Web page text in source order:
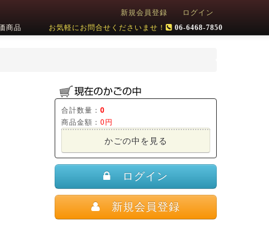
新規会員登録
ログイン
商品
お気軽にお問合せくださいませ！ 06-6468-7850
合計数量： 0
商品金額： 0円
かごの中を見る
ログイン
新規会員登録